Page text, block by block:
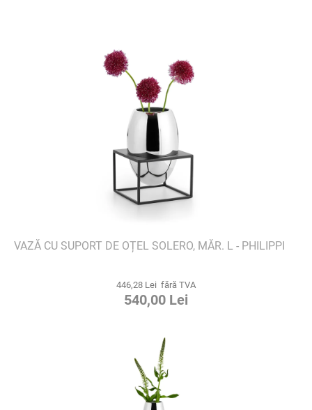
VAZĂ CU SUPORT DE OȚEL SOLERO, MĂR. L - PHILIPPI
446,28 Lei fără TVA
540,00 Lei